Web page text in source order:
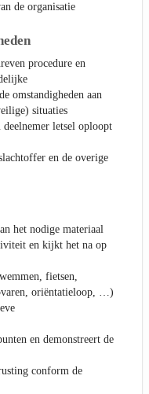
de organisatie
procedure en
omstandigheden aan
situaties
deelnemer letsel oploopt
en de overige
het nodige materiaal
en kijkt het na op
fietsen,
oriëntatieloop, …)
en demonstreert de
conform de